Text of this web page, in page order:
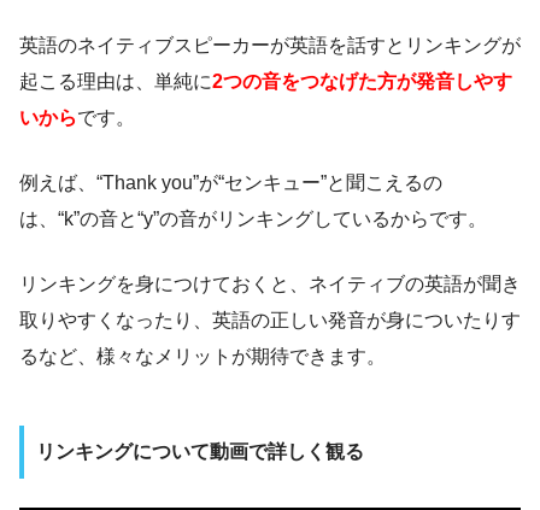
英語のネイティブスピーカーが英語を話すとリンキングが
起こる理由は、単純に2つの音をつなげた方が発音しやす
いからです。
例えば、“Thank you”が“センキュー”と聞こえるの
は、“k”の音と“y”の音がリンキングしているからです。
リンキングを身につけておくと、ネイティブの英語が聞き
取りやすくなったり、英語の正しい発音が身についたりす
るなど、様々なメリットが期待できます。
リンキングについて動画で詳しく観る